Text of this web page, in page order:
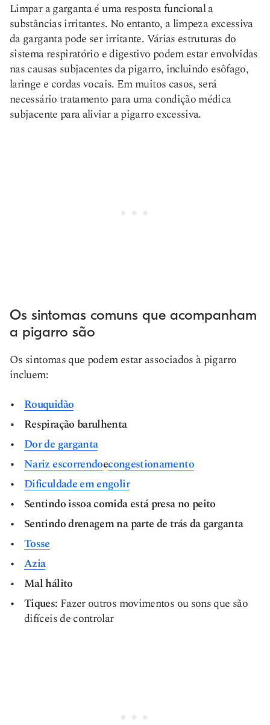
Limpar a garganta é uma resposta funcional a
substâncias irritantes. No entanto, a limpeza excessiva
da garganta pode ser irritante. Várias estruturas do
sistema respiratório e digestivo podem estar envolvidas
nas causas subjacentes da pigarro, incluindo esôfago,
laringe e cordas vocais. Em muitos casos, será
necessário tratamento para uma condição médica
subjacente para aliviar a pigarro excessiva.
Os sintomas comuns que acompanham
a pigarro são
Os sintomas que podem estar associados à pigarro
incluem:
Rouquidão
Respiração barulhenta
Dor de garganta
Nariz escorrendoecongestionamento
Dificuldade em engolir
Sentindo issoa comida está presano peito
Sentindo drenagem na parte de trás da garganta
Tosse
Azia
Mal hálito
Tiques: Fazer outros movimentos ou sons que são
difíceis de controlar